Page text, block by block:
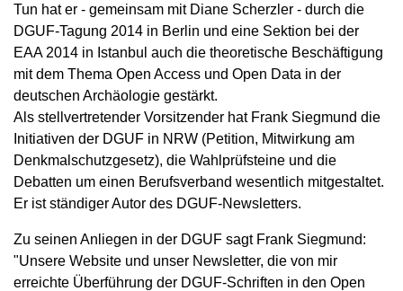
Tun hat er - gemeinsam mit Diane Scherzler - durch die
DGUF-Tagung 2014 in Berlin und eine Sektion bei der
EAA 2014 in Istanbul auch die theoretische Beschäftigung
mit dem Thema Open Access und Open Data in der
deutschen Archäologie gestärkt.
Als stellvertretender Vorsitzender hat Frank Siegmund die
Initiativen der DGUF in NRW (Petition, Mitwirkung am
Denkmalschutzgesetz), die Wahlprüfsteine und die
Debatten um einen Berufsverband wesentlich mitgestaltet.
Er ist ständiger Autor des DGUF-Newsletters.
Zu seinen Anliegen in der DGUF sagt Frank Siegmund:
"Unsere Website und unser Newsletter, die von mir
erreichte Überführung der DGUF-Schriften in den Open